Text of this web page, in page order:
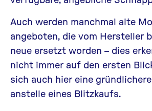
Auch werden manchmal alte
angeboten, die vom Hersteller
neue ersetzt worden – dies
nicht immer auf den ersten
sich auch hier eine
anstelle eines Blitzkaufs.